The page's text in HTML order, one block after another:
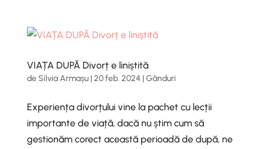
VIAȚA DUPĂ Divorț e liniștită
deSilvia Armașu|20 feb. 2024 |Gânduri
Experiența divorțului vine la pachet cu lecții
importante de viață, dacă nu știm cum să
gestionăm corect această perioadă de după, ne